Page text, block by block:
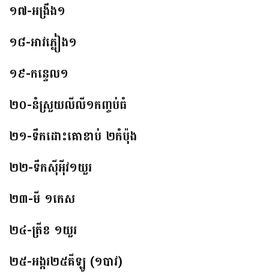
១៧-អង្រឹង១
១៨-អាវភ្លៀង១
១៩-កន្ទេល១
២០-នំស្រួយលីលី១កញ្ចប់ធំ
២១-ទឹកដោះគោខាប់ ២កំប៉ុង
២២-ទឹកស៊ីអ៉ីវ១យួរ
២៣-មី ១កេស
២៤-ត្រីខ ១យួរ
២៥-អង្ករ២៥គីឡូ (១បាវ)